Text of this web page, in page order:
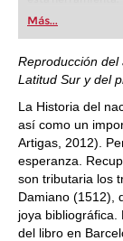
Más...
Reproducción
Latitud Sur y del
La Historia del
así como un
Artigas, 2012).
esperanza.
son tributaria los
Damiano (1512),
joya bibliográfica.
del libro en